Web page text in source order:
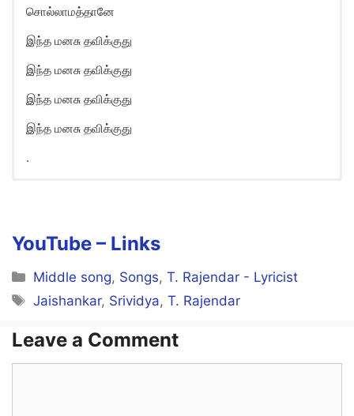
சொல்லாமத்தானே
இந்த மனசு தவிக்குது
இந்த மனசு தவிக்குது
இந்த மனசு தவிக்குது
இந்த மனசு தவிக்குது
.
Sollaamaththaanae!
Intha manasu thavikkuthu…
YouTube – Links
Categories
Middle song, Songs,T. Rajendar - Lyricist
Tags
Jaishankar, Srividya,T. Rajendar
Leave a Comment